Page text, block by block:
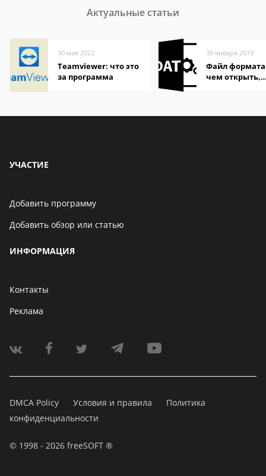
Актуальные статьи
30 мая 2022
Teamviewer: что это
за программа
30 января 2019
Файл формата
чем открыть,
УЧАСТИЕ
Добавить программу
Добавить обзор или статью
ИНФОРМАЦИЯ
Контакты
Реклама
DMCA Policy Условия и правила
Политика
конфиденциальности
© 1998 - 2026 freeSOFT ®